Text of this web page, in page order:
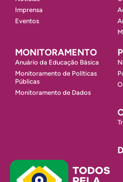
Imprensa
Eventos
MONITORAMENTO
Anuário da Educação Básica
Monitoramento de Políticas
Públicas
Monitoramento de Dados